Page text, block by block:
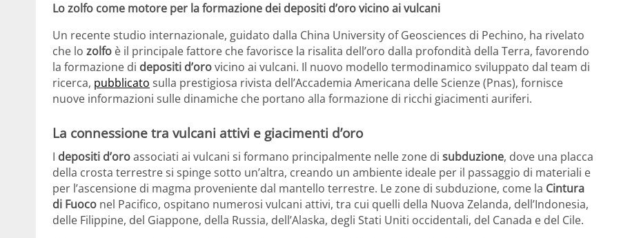
Lo zolfo come motore per la formazione dei depositi d’oro vicino ai vulcani
Un recente studio internazionale, guidato dalla China University of Geosciences di Pechino, ha rivelato
che lo zolfo è il principale fattore che favorisce la risalita dell’oro dalla profondità della Terra, favorendo
la formazione di depositi d’orovicino ai vulcani. Il nuovo modello termodinamico sviluppato dal team di
ricerca, pubblicato sulla prestigiosa rivista dell’Accademia Americana delle Scienze (Pnas), fornisce
nuove informazioni sulle dinamiche che portano alla formazione di ricchi giacimenti auriferi.
La connessione tra vulcani attivi e giacimenti d’oro
I depositi d’oroassociati ai vulcani si formano principalmente nelle zone di subduzione, dove una placca
della crosta terrestre si spinge sotto un’altra, creando un ambiente ideale per il passaggio di materiali e
per l’ascensione di magma proveniente dal mantello terrestre. Le zone di subduzione, come la Cintura
di Fuoco nel Pacifico, ospitano numerosi vulcani attivi, tra cui quelli della Nuova Zelanda, dell’Indonesia,
delle Filippine, del Giappone, della Russia, dell’Alaska, degli Stati Uniti occidentali, del Canada e del Cile.